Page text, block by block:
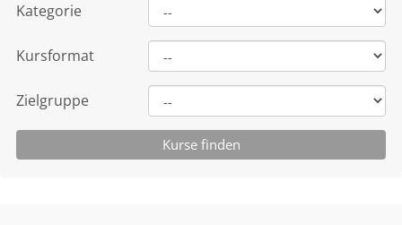
Kategorie
Kursformat
Zielgruppe